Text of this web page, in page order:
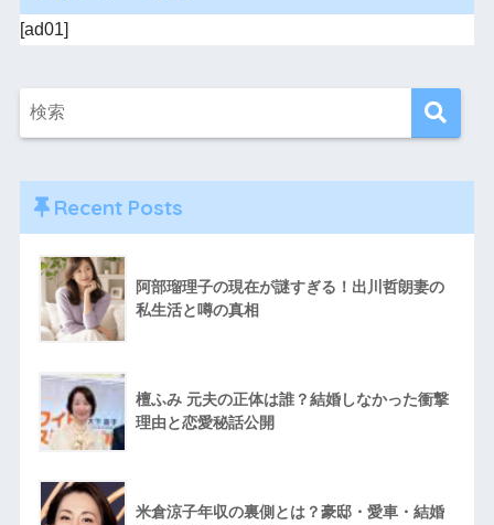
[ad01]
Recent Posts
阿部瑠理子の現在が謎すぎる！出川哲朗妻の
私生活と噂の真相
檀ふみ 元夫の正体は誰？結婚しなかった衝撃
理由と恋愛秘話公開
米倉涼子年収の裏側とは？豪邸・愛車・結婚